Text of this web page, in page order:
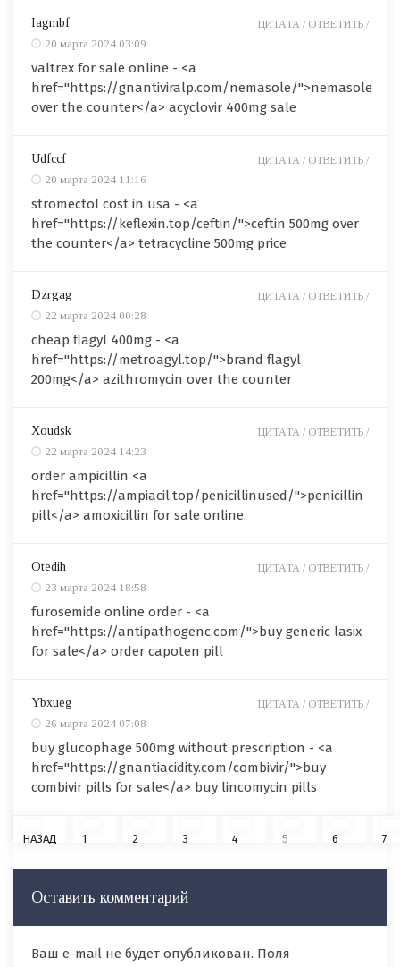
Iagmbf
20 марта 2024 03:09
valtrex for sale online - <a
href="https://gnantiviralp.com/nemasole/">nemasole
over the counter</a> acyclovir 400mg sale
ЦИТАТА / ОТВЕТИТЬ /
Udfccf
20 марта 2024 11:16
stromectol cost in usa - <a
href="https://keflexin.top/ceftin/">ceftin 500mg over
the counter</a> tetracycline 500mg price
ЦИТАТА / ОТВЕТИТЬ /
Dzrgag
22 марта 2024 00:28
cheap flagyl 400mg - <a
href="https://metroagyl.top/">brand flagyl
200mg</a> azithromycin over the counter
ЦИТАТА / ОТВЕТИТЬ /
Xoudsk
22 марта 2024 14:23
order ampicillin <a
href="https://ampiacil.top/penicillinused/">penicillin
pill</a> amoxicillin for sale online
ЦИТАТА / ОТВЕТИТЬ /
Otedih
23 марта 2024 18:58
furosemide online order - <a
href="https://antipathogenc.com/">buy generic lasix
for sale</a> order capoten pill
ЦИТАТА / ОТВЕТИТЬ /
Ybxueg
26 марта 2024 07:08
buy glucophage 500mg without prescription - <a
href="https://gnantiacidity.com/combivir/">buy
combivir pills for sale</a> buy lincomycin pills
ЦИТАТА / ОТВЕТИТЬ /
НАЗАД 1 2 3 4 5 6 7
Оставить комментарий
Ваш e-mail не будет опубликован. Поля